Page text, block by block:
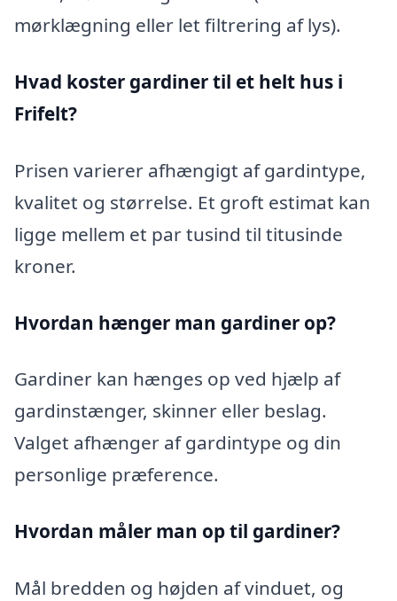
mørklægning eller let filtrering af lys).
Hvad koster gardiner til et helt hus i
Frifelt?
Prisen varierer afhængigt af gardintype,
kvalitet og størrelse. Et groft estimat kan
ligge mellem et par tusind til titusinde
kroner.
Hvordan hænger man gardiner op?
Gardiner kan hænges op ved hjælp af
gardinstænger, skinner eller beslag.
Valget afhænger af gardintype og din
personlige præference.
Hvordan måler man op til gardiner?
Mål bredden og højden af vinduet, og